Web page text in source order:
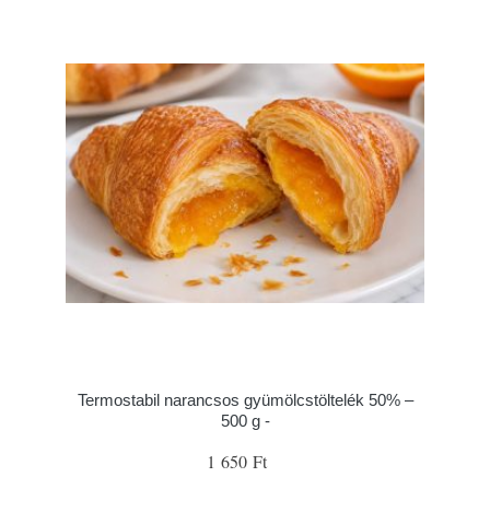
Termostabil narancsos gyümölcstöltelék 50% –
500 g -
1 650 Ft